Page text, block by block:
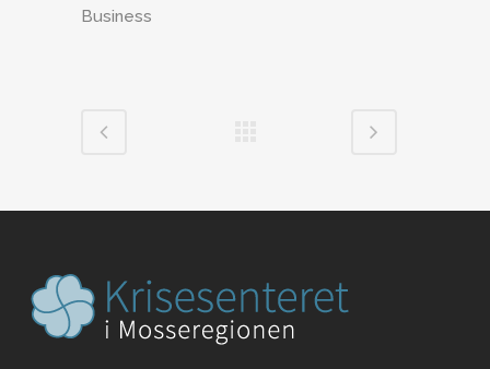
Business